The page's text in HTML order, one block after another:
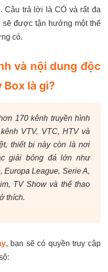
. Câu trả lời là CÓ và rất đa
sẽ được tận hưởng một thế
có.
và nội dung độc
Box là gì?
170 kênh truyền hình
VTV, VTC, HTV và
thiết bị này còn là nơi
giải bóng đá lớn như
Europa League, Serie A,
TV Show và thể thao
thích.
, bạn sẽ có quyền truy cập